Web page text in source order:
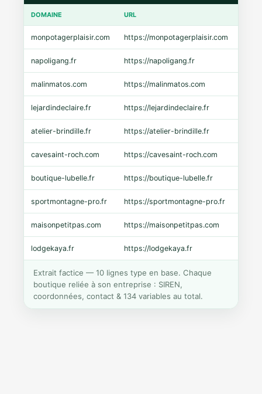
DOMAINE URL
monpotagerplaisir.com https://monpotagerplaisir.com
napoligang.fr https://napoligang.fr
malinmatos.com https://malinmatos.com
lejardindeclaire.fr https://lejardindeclaire.fr
atelier-brindille.fr https://atelier-brindille.fr
cavesaint-roch.com https://cavesaint-roch.com
boutique-lubelle.fr https://boutique-lubelle.fr
sportmontagne-pro.fr https://sportmontagne-pro.fr
maisonpetitpas.com https://maisonpetitpas.com
lodgekaya.fr https://lodgekaya.fr
Extrait factice — 10 lignes type en base. Chaque
boutique reliée à son entreprise : SIREN,
coordonnées, contact & 134 variables au total.